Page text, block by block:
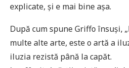
explicate, și e mai bine așa.
După cum spune Griffo însuși,
multe alte arte, este o artă a
iluzia rezistă până la capăt.